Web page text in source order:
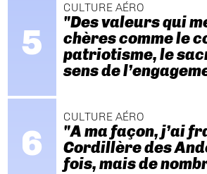
CULTURE AÉRO
"Des valeurs qui
chères comme le
patriotisme, le
sens de
CULTURE AÉRO
"A ma façon, j’ai
Cordillère des
fois, mais de